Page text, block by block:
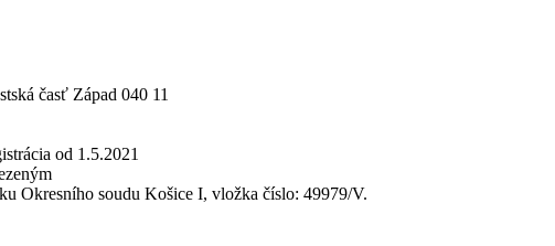
časť Západ 040 11
od 1.5.2021
Okresního soudu Košice I, vložka číslo: 49979/V.